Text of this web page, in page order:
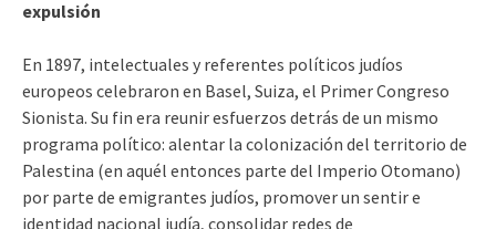
expulsión
En 1897, intelectuales y referentes políticos judíos
europeos celebraron en Basel, Suiza, el Primer Congreso
Sionista. Su fin era reunir esfuerzos detrás de un mismo
programa político: alentar la colonización del territorio de
Palestina (en aquél entonces parte del Imperio Otomano)
por parte de emigrantes judíos, promover un sentir e
identidad nacional judía, consolidar redes de